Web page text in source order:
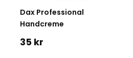
Dax Professional
Handcreme
35 kr